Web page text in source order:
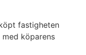
fastigheten
köparens